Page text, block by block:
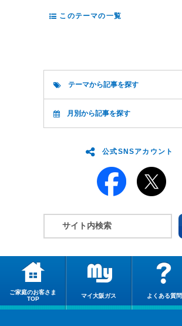
このテーマの一覧
テーマから記事を探す
月別から記事を探す
公式SNSアカウント
ご家庭のお客さま
TOP
マイ大阪ガス よくある質問